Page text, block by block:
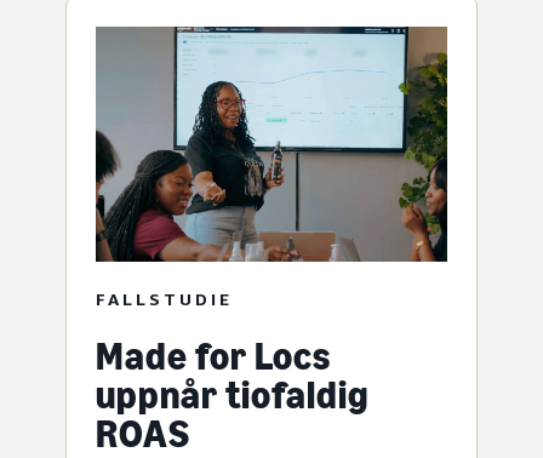
FALLSTUDIE
Made for Locs
uppnår tiofaldig
ROAS